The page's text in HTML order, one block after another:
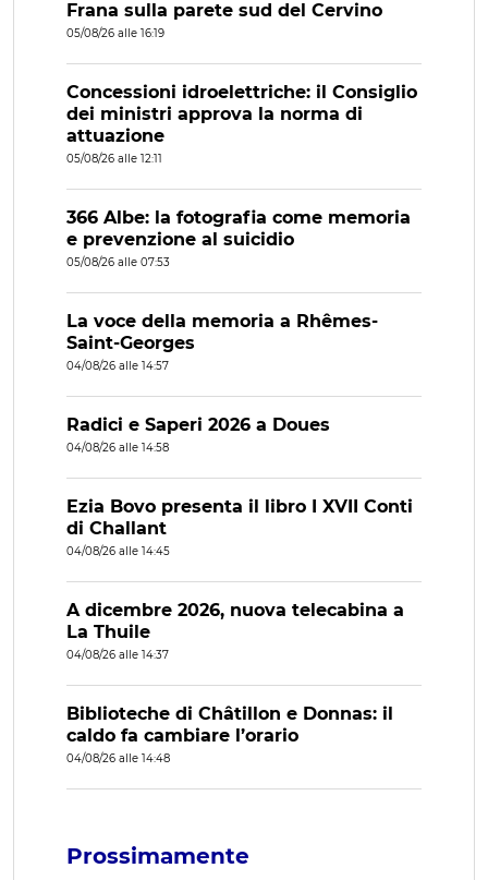
Frana sulla parete sud del Cervino
05/08/26 alle 16:19
Concessioni idroelettriche: il Consiglio
dei ministri approva la norma di
attuazione
05/08/26 alle 12:11
366 Albe: la fotografia come memoria
e prevenzione al suicidio
05/08/26 alle 07:53
La voce della memoria a Rhêmes-
Saint-Georges
04/08/26 alle 14:57
Radici e Saperi 2026 a Doues
04/08/26 alle 14:58
Ezia Bovo presenta il libro I XVII Conti
di Challant
04/08/26 alle 14:45
A dicembre 2026, nuova telecabina a
La Thuile
04/08/26 alle 14:37
Biblioteche di Châtillon e Donnas: il
caldo fa cambiare l’orario
04/08/26 alle 14:48
Prossimamente